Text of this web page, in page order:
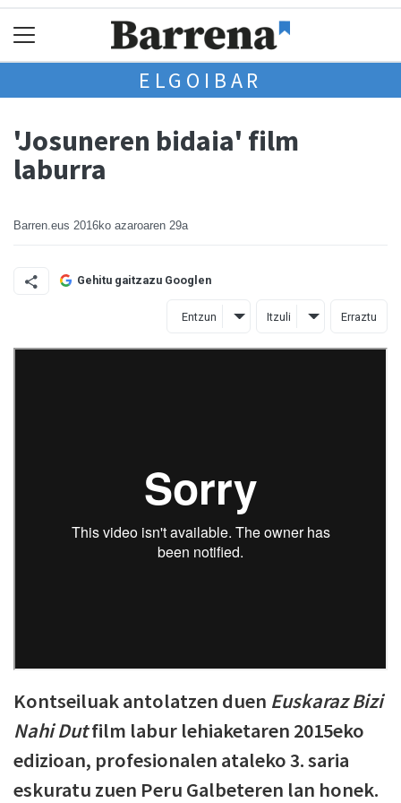
ELGOIBAR
'Josuneren bidaia' film
laburra
Barren.eus 2016ko azaroaren 29a
Gehitu gaitzazu Googlen
Entzun Itzuli Erraztu
Kontseiluak antolatzen duen Euskaraz Bizi
Nahi Dutfilm labur lehiaketaren 2015eko
edizioan, profesionalen ataleko 3. saria
eskuratu zuen Peru Galbeteren lan honek.